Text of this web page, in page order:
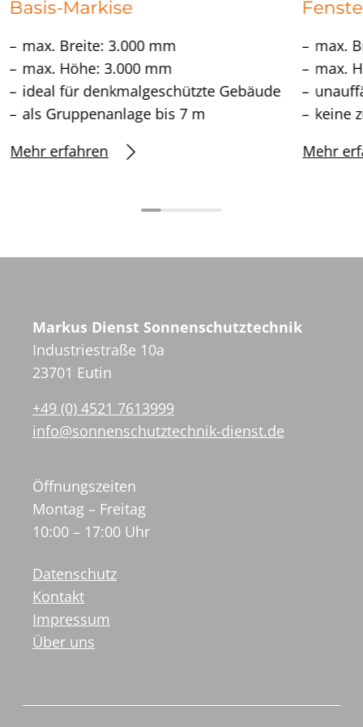
Basis-Markise
max. Breite: 3.000 mm
max. Höhe: 3.000 mm
ideal für denkmalgeschützte Gebäude
als Gruppenanlage bis 7 m
Mehr erfahren
max.
max.
keine
Mehr
Markus Dienst Sonnenschutztechnik
Industriestraße 10a
23701 Eutin
+49 (0) 4521 7613999
info@sonnenschutztechnik-dienst.de
Öffnungszeiten
Montag – Freitag
10:00 – 17:00 Uhr
Datenschutz
Kontakt
Impressum
Über uns